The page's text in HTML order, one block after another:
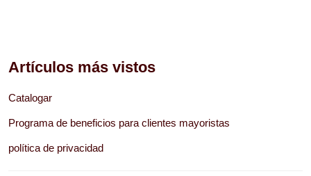
Artículos más vistos
Catalogar
Programa de beneficios para clientes mayoristas
política de privacidad